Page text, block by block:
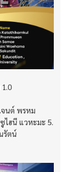
จนต์ พรหม
ไฮนี แวหะมะ 5.
รัตน์